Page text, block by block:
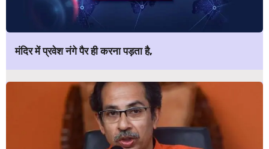
मंदिर में प्रवेश नंगे पैर ही करना पड़ता है,